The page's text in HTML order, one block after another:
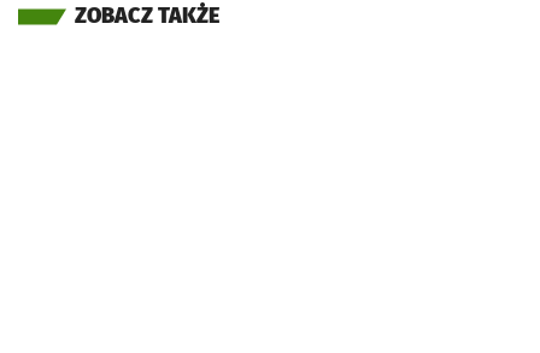
ZOBACZ TAKŻE